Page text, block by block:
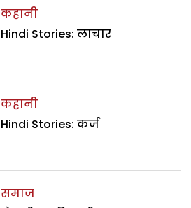
कहानी
Hindi Stories: लाचार
कहानी
Hindi Stories: कर्ज
समाज